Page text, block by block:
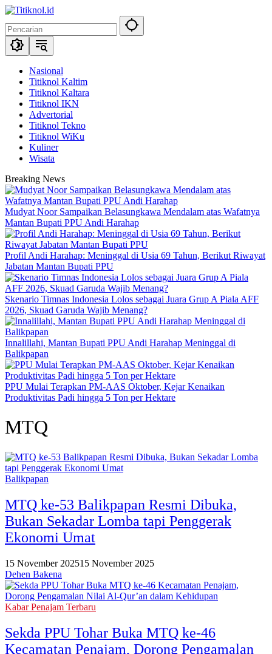
Langsung
konten
Nasional
Titiknol Kaltim
Titiknol Kaltara
Titiknol IKN
Advertorial
Titiknol Tekno
Titiknol WiKu
Kuliner
Wisata
Breaking News
Mudyat Noor Sampaikan Belasungkawa Mendalam atas Wafatnya
Mantan Bupati PPU Andi Harahap
Profil Andi Harahap: Meninggal di Usia 69 Tahun, Berikut Riwayat
Jabatan Mantan Bupati PPU
Skenario Timnas Indonesia Lolos sebagai Juara Grup A Piala AFF
2026, Skuad Garuda Wajib Menang?
Innalillahi, Mantan Bupati PPU Andi Harahap Meninggal di
Balikpapan
PPU Mulai Terapkan PM-AAS Oktober, Kejar Kenaikan
Produktivitas Padi hingga 5 Ton per Hektare
MTQ
Balikpapan
MTQ ke-53 Balikpapan Resmi Dibuka,
Bukan Sekadar Lomba tapi Penggerak
Ekonomi Umat
15 November 202515 November 2025
Dehen Bakena
Kabar Penajam Terbaru
‎Sekda PPU Tohar Buka MTQ ke-46
Kecamatan Penajam, Dorong Pengamalan